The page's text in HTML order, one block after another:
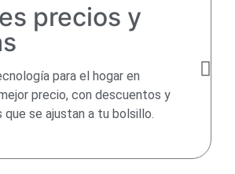
precios y
para el hogar en
precio, con descuentos y
que se ajustan a tu bolsillo.